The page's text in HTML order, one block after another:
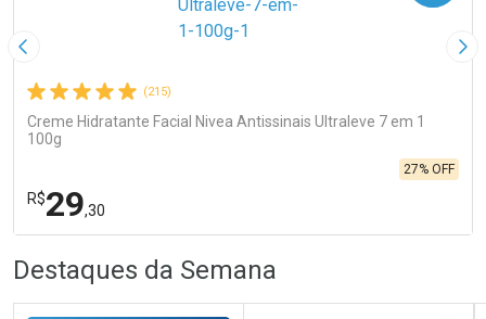
Imagem Anterior
(215)
Creme Hidratante Facial Nivea Antissinais Ultraleve 7 em 1
100g
R$29,30
27% OFF
Laboratório
Por Menos
Destaques da Semana